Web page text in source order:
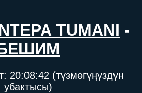
TUMANI -
20:08:42 (түзмөгүңүздүн
убактысы)